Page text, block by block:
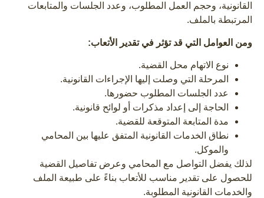
القانونية، وحجم العمل المطلوب، وعدد الجلسات والمتابعات
المرتبطة بالملف.
ومن العوامل التي قد تؤثر في تقدير الأتعاب:
نوع الاتهام محل القضية.
المرحلة التي وصلت إليها الإجراءات القانونية.
عدد الجلسات المطلوب حضورها.
الحاجة إلى إعداد مذكرات أو لوائح قانونية.
مدة المتابعة المتوقعة للقضية.
نطاق الخدمات القانونية المتفق عليها بين المحامي
والموكل.
لذلك يفضل التواصل مع المحامي وعرض تفاصيل القضية
للحصول على تقدير مناسب للأتعاب بناءً على طبيعة الملف
والخدمات القانونية المطلوبة.